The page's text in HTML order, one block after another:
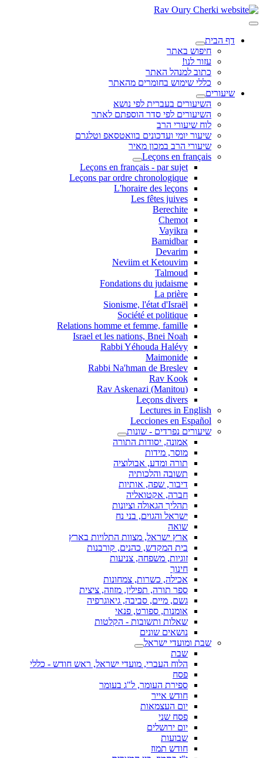
דף הבית
חיפוש באתר
עזור לנו!
כתוב למנהל האתר
כללי שימוש בחומרים מהאתר
שיעורים
השיעורים בעברית לפי נושא
השיעורים לפי סדר הוספתם לאתר
לוח שיעורי הרב
שיעור יומי ועדכונים בוואטסאפ וטלגרם
שיעורי הרב במכון מאיר
Leçons en français
Leçons en français - par sujet
Leçons par ordre chronologique
L'horaire des leçons
Les fêtes juives
Berechite
Chemot
Vayikra
Bamidbar
Devarim
Neviim et Ketouvim
Talmoud
Fondations du judaisme
La prière
Sionisme, l'état d'Israël
Société et politique
Relations homme et femme, famille
Israel et les nations, Bnei Noah
Rabbi Yéhouda Halévy
Maimonide
Rabbi Na'hman de Breslev
Rav Kook
(Rav Askenazi (Manitou
Leçons divers
Lectures in English
Lecciones en Español
שיעורים נפרדים - שונות
אמונה, יסודות התורה
מוסר, מידות
תורה ומדע, אבולוציה
תשובה והלכותיה
דיבור, שפה, אותיות
חברה, אקטואליה
תהליך הגאולה וציונות
ישראל והגוים, בני נח
שואה
ארץ ישראל, מצוות התלויות בארץ
בית המקדש, כהנים, קורבנות
זוגיות, משפחה, צניעות
חינוך
אכילה, כשרות, צמחונות
ספר תורה, תפילין, מזוזה, ציצית
גשם, מיים, סביבה, גיאוגרפיה
אומנות, ספורט, פנאי
שאלות ותשובות - הקלטות
נושאים שונים
שבת ומועדי ישראל
שבת
הלוח העברי, מועדי ישראל, ראש חודש - כללי
פסח
ספירת העומר, ל"ג בעומר
חודש אייר
יום העצמאות
פסח שני
יום ירושלים
שבועות
חודש תמוז